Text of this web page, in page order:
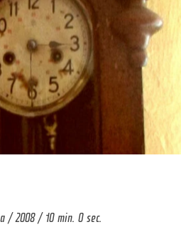
/ 2008 / 10 min. 0 sec.